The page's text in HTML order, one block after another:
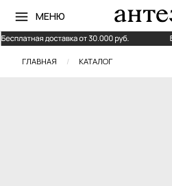
МЕНЮ
/
ГЛАВНАЯ КАТАЛОГ